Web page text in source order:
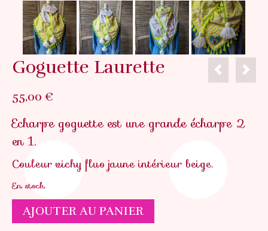
Goguette Laurette
55,00 €
Echarpe goguette est une grande écharpe 2
en 1.
Couleur vichy fluo jaune intérieur beige.
En stock
quantité
de
AJOUTER AU PANIER